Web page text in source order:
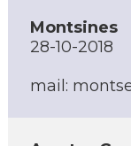
Montsines
28-10-2018
mail: